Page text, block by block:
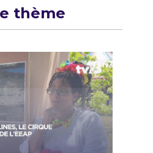
thème